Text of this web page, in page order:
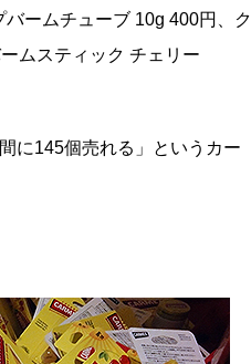
ームチューブ 10g 400円、ク
ムスティック チェリー
に145個売れる」というカー